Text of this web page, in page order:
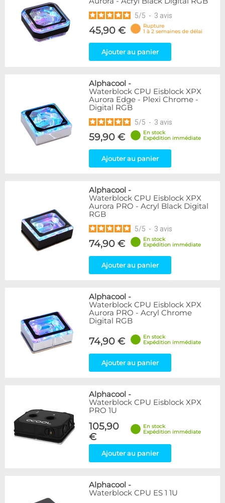
5/5 - 3 avis
45,90 €
Rupture
1 à 2 semaines de délai
Ajouter au panier
Alphacool -
Waterblock CPU Eisblock XPX
Aurora Edge - Plexi Chrome -
Digital RGB
5/5 - 3 avis
59,90 €
En stock
Expédition immédiate
Ajouter au panier
Alphacool -
Waterblock CPU Eisblock XPX
Aurora PRO - Acryl Black Digital
RGB
5/5 - 3 avis
74,90 €
En stock
Expédition immédiate
Ajouter au panier
Alphacool -
Waterblock CPU Eisblock XPX
Aurora PRO - Acryl Chrome
Digital RGB
74,90 €
En stock
Expédition immédiate
Ajouter au panier
Alphacool -
Waterblock CPU Eisblock XPX
PRO 1U
105,90
€
En stock
Expédition immédiate
Ajouter au panier
Alphacool -
Waterblock CPU ES 1 1U